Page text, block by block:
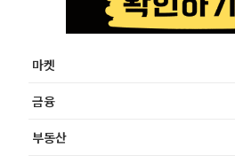
마켓
금융
부동산